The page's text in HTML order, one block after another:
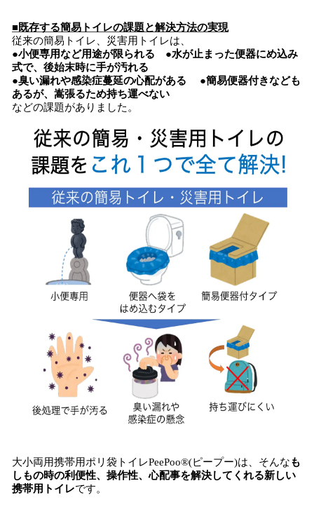
■既存する簡易 トイレの課題と解決方法の実現
従来の簡易トイレ、災害用トイレは、
●小便専用など用途が限られる ●水が止まった便器にめ込み
式で、後始末時に手が汚れる
●臭い漏れや感染症蔓延の心配がある
●簡易便器付きなども
あるが、嵩張るため持ち運べない
などの課題がありました。
大小両用携帯用ポリ袋トイレPeePoo®︎(ピープー)は、そんなも
しもの時の利便性、操作性、心配事を解決してくれる新しい
携帯用トイレです。